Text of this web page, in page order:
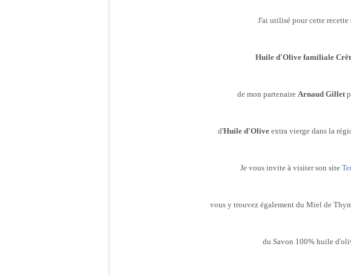
J'ai utilisé pour cette recette
Huile d'Olive familiale
de mon partenaire Arnaud Gillet
d'Huile d'Olive extra vierge dans la
Je vous invite à visiter son site
vous y trouvez également du Miel de
du Savon 100% huile